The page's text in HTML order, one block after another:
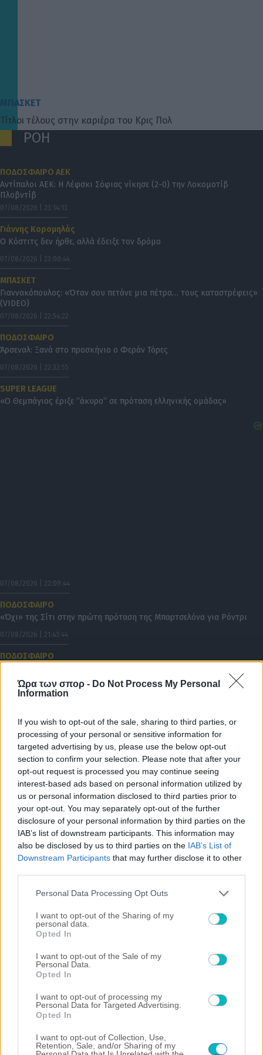
Ώρα των σπορ - Do Not Process My Personal
Information
If you wish to opt-out of the sale, sharing to third parties, or
processing of your personal or sensitive information for
targeted advertising by us, please use the below opt-out
section to confirm your selection. Please note that after your
opt-out request is processed you may continue seeing
interest-based ads based on personal information utilized by
us or personal information disclosed to third parties prior to
your opt-out. You may separately opt-out of the further
disclosure of your personal information by third parties on the
IAB’s list of downstream participants. This information may
also be disclosed by us to third parties on the IAB’s List of
Downstream Participants that may further disclose it to other
Please note that this website/app uses one or more Google
not limited to your visit or usage behaviour. You may click to
grant or deny consent to Google and its third-party tags to
use your data for below specified purposes in below Google
consent section.
Personal Data Processing Opt Outs
I want to opt-out of the Sharing of my
personal data.
Opted In
I want to opt-out of the Sale of my
Personal Data.
Opted In
I want to opt-out of processing my
Personal Data for Targeted Advertising.
Opted In
I want to opt-out of Collection, Use,
Retention, Sale, and/or Sharing of my
ΜΠΑΣΚΕΤ
Τίτλοι τέλους στην καριέρα του Κρις Πολ
ΡΟΗ
ΠΟΔΟΣΦΑΙΡΟ ΑΕΚ
Αντίπαλοι ΑΕΚ: Η Λέφσκι Σόφιας νίκησε (2-0) την Λοκομοτίβ
Πλοβντίβ
07/08/2026 | 23:14:13
Γιάννης Κορομηλάς
Ο Κόστιτς δεν ήρθε, αλλά έδειξε τον δρόμο
07/08/2026 | 23:00:44
ΜΠΑΣΚΕΤ
Γιαννακόπουλος: «Όταν σου πετάνε μια πέτρα… τους καταστρέφεις»
(VIDEO)
07/08/2026 | 22:54:22
ΠΟΔΟΣΦΑΙΡΟ
Άρσεναλ: Ξανά στο προσκήνιο ο Φεράν Τόρες
07/08/2026 | 22:32:55
SUPER LEAGUE
«Ο Θεμπάγιος έριξε ”άκυρο” σε πρόταση ελληνικής ομάδας»
07/08/2026 | 22:09:44
ΠΟΔΟΣΦΑΙΡΟ
«Όχι» της Σίτι στην πρώτη πρόταση της Μπαρτσελόνα για Ρόντρι
07/08/2026 | 21:43:44
ΠΟΔΟΣΦΑΙΡΟ
07/08/2026 | 21:26:45
Ενδιαφέρον της Νότιγχαμ για Σολάνκε
07/08/2026 | 21:00:34
ΠΟΔΟΣΦΑΙΡΟ ΑΕΚ
Το ντοκιμαντέρ για το ταξίδι φιλίας της ΑΕΚ στο Βελιγράδι απόψε
στο Φεστιβάλ Ιεράπετρας (VIDEO)
07/08/2026 | 20:27:31
ΠΟΔΟΣΦΑΙΡΟ
Η Μάντσεστερ Σίτι «κλείνει» τον Μπουαντί
07/08/2026 | 19:54:45